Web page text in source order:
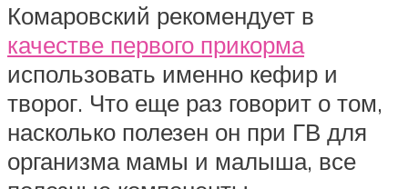
Комаровский рекомендует в
качестве первого прикорма
использовать именно кефир и
творог. Что еще раз говорит о том,
насколько полезен он при ГВ для
организма мамы и малыша, все